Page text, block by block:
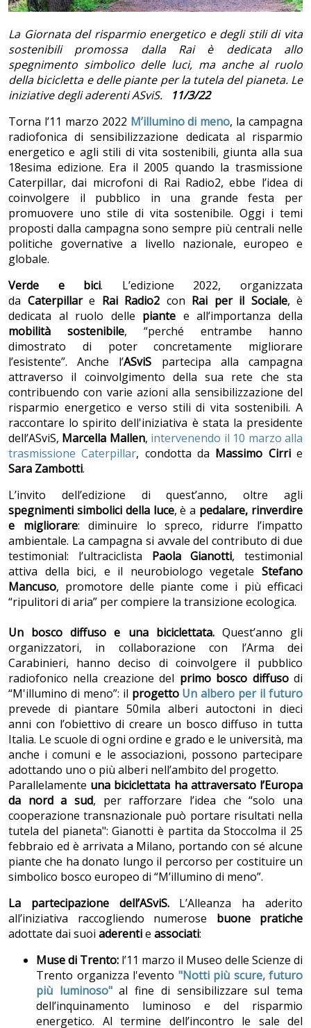
La Giornata del risparmio energetico e degli stili di vita
sostenibili promossa dalla Rai è dedicata allo
spegnimento simbolico delle luci, ma anche al ruolo
della bicicletta e delle piante per la tutela del pianeta. Le
iniziative degli aderenti ASviS.
11/3/22
Torna l’11 marzo 2022 M’illumino di meno, la campagna
radiofonica di sensibilizzazione dedicata al risparmio
energetico e agli stili di vita sostenibili, giunta alla sua
18esima edizione. Era il 2005 quando la trasmissione
Caterpillar, dai microfoni di Rai Radio2, ebbe l’idea di
coinvolgere il pubblico in una grande festa per
promuovere uno stile di vita sostenibile. Oggi i temi
proposti dalla campagna sono sempre più centrali nelle
politiche governative a livello nazionale, europeo e
globale.
Verde e bici. L’edizione 2022, organizzata
da Caterpillare Rai Radio2 con Rai per il Sociale, è
dedicata al ruolo delle piante e all’importanza della
mobilità sostenibile, “perché entrambe hanno
dimostrato di poter concretamente migliorare
l’esistente”. Anche l’ASviS partecipa alla campagna
attraverso il coinvolgimento della sua rete che sta
contribuendo con varie azionialla sensibilizzazione del
risparmio energetico e verso stili di vita sostenibili. A
raccontare lo spirito dell'iniziativa è stata la presidente
dell’ASviS, Marcella Mallen, intervenendo il 10 marzo alla
trasmissione Caterpillar, condotta da Massimo Cirrie
Sara Zambotti.
L’invito dell’edizione di quest’anno, oltre agli
spegnimenti simbolici della luce, è a pedalare, rinverdire
e migliorare: diminuire lo spreco, ridurre l’impatto
ambientale. La campagna si avvale del contributo di due
testimonial: l’ultraciclista Paola Gianotti, testimonial
attiva della bici, e il neurobiologo vegetale Stefano
Mancuso, promotore delle piante come i più efficaci
“ripulitori di aria” per compiere la transizione ecologica.
Un bosco diffuso e una biciclettata.Quest’anno gli
organizzatori, in collaborazione con l’Arma dei
Carabinieri, hanno deciso di coinvolgere il pubblico
radiofonico nella creazione del primo bosco diffusodi
“M'illumino di meno”: il progetto Un albero per il futuro
prevede di piantare 50mila alberi autoctoni in dieci
anni con l’obiettivo di creare un bosco diffuso in tutta
Italia. Le scuole di ogni ordine e grado e le università, ma
anche i comuni e le associazioni, possono partecipare
adottando uno o più alberi nell’ambito del progetto.
Parallelamente una biciclettata ha attraversato l’Europa
da nord a sud, per rafforzare l’idea che “solo una
cooperazione transnazionale può portare risultati nella
tutela del pianeta": Gianotti è partita da Stoccolma il 25
febbraio ed è arrivata a Milano, portando con sé alcune
piante che ha donato lungo il percorso per costituire un
simbolico bosco europeo di “M’illumino di meno”.
La partecipazione dell’ASviS.L’Alleanza ha aderito
all’iniziativa raccogliendo numerose buone pratiche
adottate dai suoi aderentie associati:
Muse di Trento: l’11 marzo il Museo delle Scienze di
Trento organizza l'evento "Notti più scure, futuro
più luminoso" al fine di sensibilizzare sul tema
dell’inquinamento luminoso e del risparmio
energetico. Al termine dell’incontro le sale del